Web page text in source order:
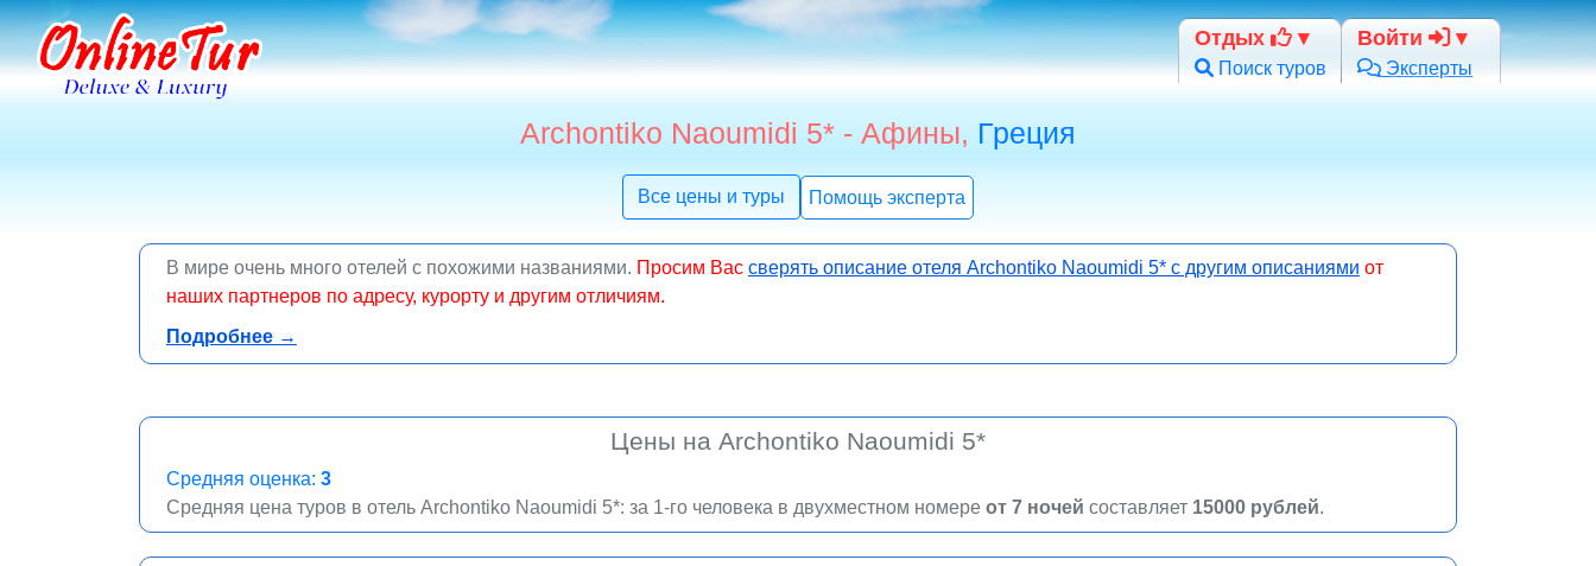
Отдых
Поиск туров
Войти
Эксперты
Archontiko Naoumidi 5* - Афины, Греция
Все цены и туры Помощь эксперта
В мире очень много отелей с похожими названиями. Просим Вас сверять описание отеля Archontiko Naoumidi 5* с другим описаниями от
наших партнеров по адресу, курорту и другим отличиям.
online
Подробнее →
Цены на Archontiko Naoumidi 5*
Средняя оценка: 3
Средняя цена туров в отель Archontiko Naoumidi 5*: за 1-го человека в двухместном номере от 7 ночей составляет 15000 рублей.